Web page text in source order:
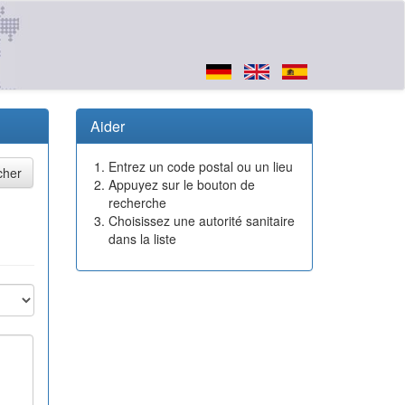
Aider
Entrez un code postal ou un lieu
Appuyez sur le bouton de
recherche
Choisissez une autorité sanitaire
dans la liste